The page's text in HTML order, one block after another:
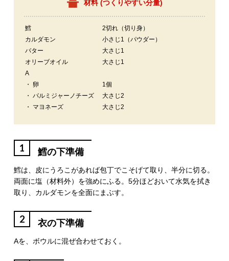
材料 (つくりやすい分量)
鱈
2切れ（切り身）
カルダモン
小さじ1（パウダー）
バター
大さじ1
オリーブオイル
大さじ1
A
・ 卵
1個
・ パルミジャーノチーズ
大さじ2
・ マヨネーズ
大さじ2
1 鱈の下準備
鱈は、皮にうろこがあれば包丁でこそげて取り、半分に切る。
両面に塩（材料外）を強めにふる。5分ほどおいて水気を拭き
取り、カルダモンを全面にまぶす。
2 衣の下準備
Aを、ボウルに混ぜ合わせておく。